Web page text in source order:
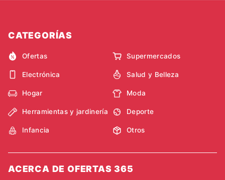
CATEGORÍAS
Ofertas Supermercados
Electrónica Salud y Belleza
Hogar Moda
Herramientas y jardinería Deporte
Infancia Otros
ACERCA DE OFERTAS 365